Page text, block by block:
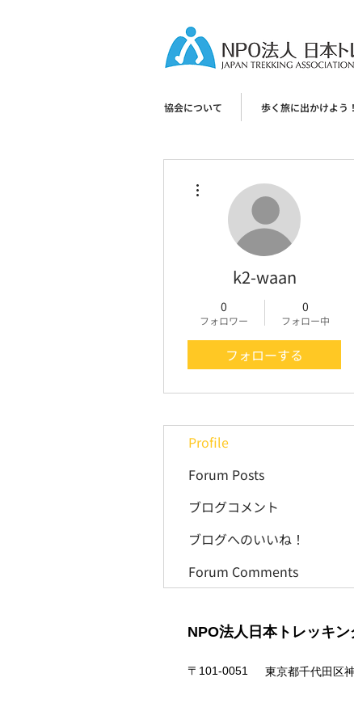
協会について 歩く旅に出かけよう！
k2-waan
0
フォロワー
0
フォロー中
フォローする
Profile
Forum Posts
ブログコメント
ブログへのいいね！
Forum Comments
NPO法人日本トレッキン
〒101-0051 東京都千代田区